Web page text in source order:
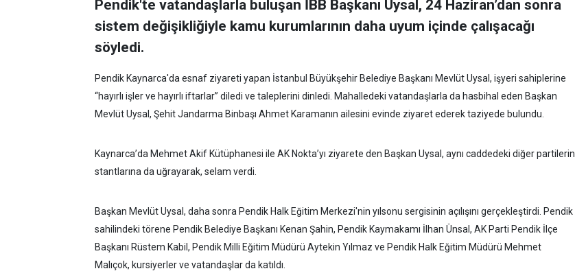
Pendik'te vatandaşlarla buluşan İBB Başkanı Uysal, 24 Haziran’dan sonra
sistem değişikliğiyle kamu kurumlarının daha uyum içinde çalışacağı
söyledi.
Pendik Kaynarca'da esnaf ziyareti yapan İstanbul Büyükşehir Belediye Başkanı Mevlüt Uysal, işyeri sahiplerine
“hayırlı işler ve hayırlı iftarlar” diledi ve taleplerini dinledi. Mahalledeki vatandaşlarla da hasbihal eden Başkan
Mevlüt Uysal, Şehit Jandarma Binbaşı Ahmet Karamanın ailesini evinde ziyaret ederek taziyede bulundu.
Kaynarca’da Mehmet Akif Kütüphanesi ile AK Nokta’yı ziyarete den Başkan Uysal, aynı caddedeki diğer partilerin
stantlarına da uğrayarak, selam verdi.
Başkan Mevlüt Uysal, daha sonra Pendik Halk Eğitim Merkezi'nin yılsonu sergisinin açılışını gerçekleştirdi. Pendik
sahilindeki törene Pendik Belediye Başkanı Kenan Şahin, Pendik Kaymakamı İlhan Ünsal, AK Parti Pendik İlçe
Başkanı Rüstem Kabil, Pendik Milli Eğitim Müdürü Aytekin Yılmaz ve Pendik Halk Eğitim Müdürü Mehmet
Malıçok, kursiyerler ve vatandaşlar da katıldı.